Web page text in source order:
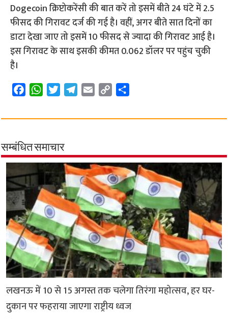
Dogecoin क्रिप्टोकरेंसी की बात करें तो इसमें बीते 24 घंटे में 2.5
फीसद की गिरावट दर्ज की गई है। वहीं, अगर बीते सात दिनों का
डाटा देखा जाए तो इसमें 10 फीसद से ज्यादा की गिरावट आई है।
इस गिरावट के साथ इसकी कीमत 0.062 डॉलर पर पहुंच चुकी
है।
c
b
o
k
W
a
s
A
p
p
i
t
e
r
l
r
a
m
a
p
i
n
k
a
सम्बंधित समाचार
लखनऊ में 10 से 15 अगस्त तक चलेगा तिरंगा महोत्सव, हर घर-
दुकान पर फहराया जाएगा राष्ट्रीय ध्वज